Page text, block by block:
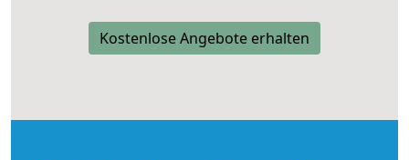
Kostenlose Angebote erhalten